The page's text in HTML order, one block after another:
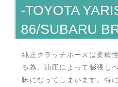
-TOYOTA
86/SUBARU
純正クラッチホースは柔軟
る為、油圧によって膨張し
昧になってしまいます。特